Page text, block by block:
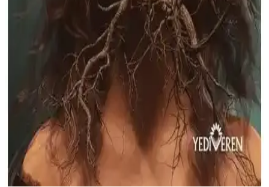
Yediveren Yayınları Paranormal Hikayeler ve
İndigo Kitap Sokak Nöbetçileri 3 Karşılaştırması
İki farklı kitap olan Paranormal Hikayeler ve Sokak Nöbetçileri 3
detaylı karşılaştırmasıyla, tarzları ve içerikleri hakkında bilgi
edinerek en uygun seçimi yapın.
Paranormal Hikayeler - Işıl Işık: Korku ve Gizem
Dolu Bir Dünya
Yediveren Yayınları'nın Paranormal Hikayeler - Işıl Işık kitabı, korku
ve gizem tutkunları için 288 sayfa sürükleyici hikayeler içeriyor,
atmosferi ve detaylarıyla dikkat çekiyor.